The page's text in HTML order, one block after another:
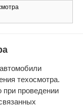
техосмотра.
проведении